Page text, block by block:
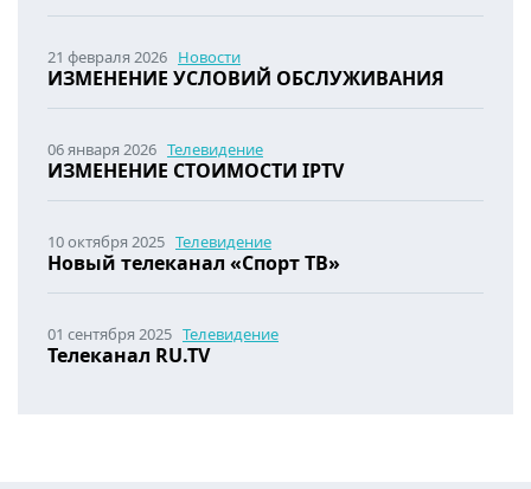
21 февраля 2026 Новости
ИЗМЕНЕНИЕ УСЛОВИЙ ОБСЛУЖИВАНИЯ
06 января 2026 Телевидение
ИЗМЕНЕНИЕ СТОИМОСТИ IPTV
10 октября 2025 Телевидение
Новый телеканал «Спорт ТВ»
01 сентября 2025 Телевидение
Телеканал RU.TV